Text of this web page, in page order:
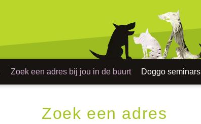
Zoek een adres bij jou in de buurt Doggo seminars
Zoek een adres